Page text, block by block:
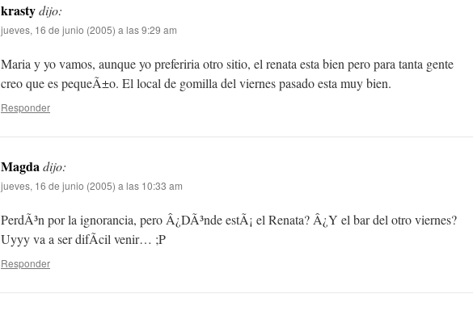
krastydijo:
jueves, 16 de junio (2005) a las 9:29 am
Maria y yo vamos, aunque yo preferiria otro sitio, el renata esta bien pero para tanta gente
creo que es pequeÃ±o. El local de gomilla del viernes pasado esta muy bien.
Responder
Magdadijo:
jueves, 16 de junio (2005) a las 10:33 am
PerdÃ³n por la ignorancia, pero Â¿DÃ³nde estÃ¡ el Renata? Â¿Y el bar del otro viernes?
Uyyy va a ser difÃ­cil venir… ;P
Responder